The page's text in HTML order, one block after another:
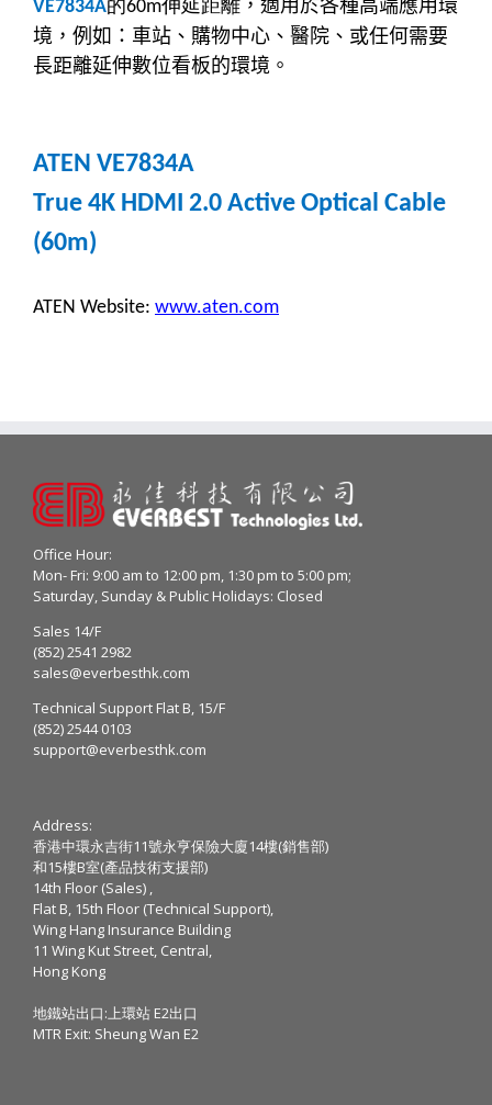
VE7834A的60m伸延距離 ，適用於各種高端應用環
境，例如：車站、購物中心、醫院、或任何需要
長距離延伸數位看板的環境。
ATEN VE7834A
True 4K HDMI 2.0 Active Optical Cable
(60m)
ATEN Website: www.aten.com
Office Hour:
Mon- Fri: 9:00 am to 12:00 pm, 1:30 pm to 5:00 pm;
Saturday, Sunday & Public Holidays: Closed
Sales 14/F
(852) 2541 2982
sales@everbesthk.com
Technical Support Flat B, 15/F
(852) 2544 0103
support@everbesthk.com
Address:
香港中環永吉街11號永亨保險大廈14樓(銷售部)
和15樓B室(產品技術支援部)
14th Floor (Sales) ,
Flat B, 15th Floor (Technical Support),
Wing Hang Insurance Building
11 Wing Kut Street, Central,
Hong Kong
地鐵站出口:上環站 E2出口
MTR Exit: Sheung Wan E2